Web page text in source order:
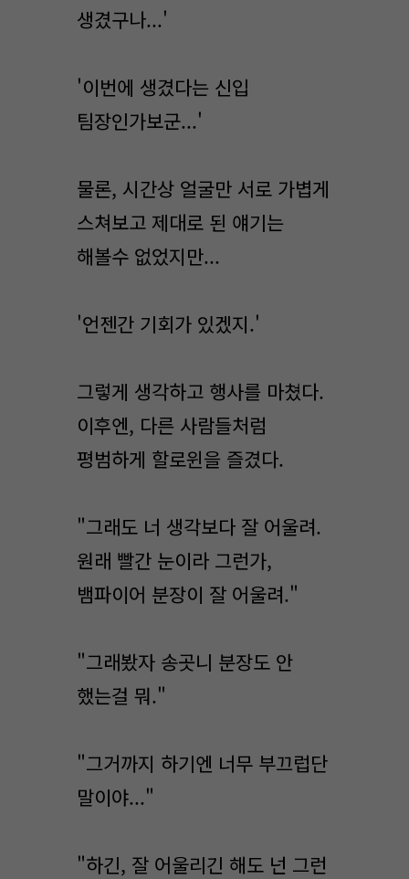
생겼구나...'
'이번에 생겼다는 신입
팀장인가보군...'
물론, 시간상 얼굴만 서로 가볍게
스쳐보고 제대로 된 얘기는
해볼수 없었지만...
'언젠간 기회가 있겠지.'
그렇게 생각하고 행사를 마쳤다.
이후엔, 다른 사람들처럼
평범하게 할로윈을 즐겼다.
"그래도 너 생각보다 잘 어울려.
원래 빨간 눈이라 그런가,
뱀파이어 분장이 잘 어울려."
"그래봤자 송곳니 분장도 안
했는걸 뭐."
"그거까지 하기엔 너무 부끄럽단
말이야..."
"하긴, 잘 어울리긴 해도 넌 그런